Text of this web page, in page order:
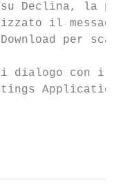
Declina, la
il
per
dialogo con il
Application